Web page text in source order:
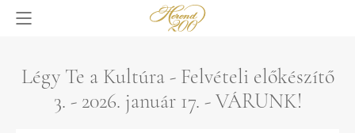
Légy Te a Kultúra - Felvételi előkészítő
3. - 2026. január 17. - VÁRUNK!